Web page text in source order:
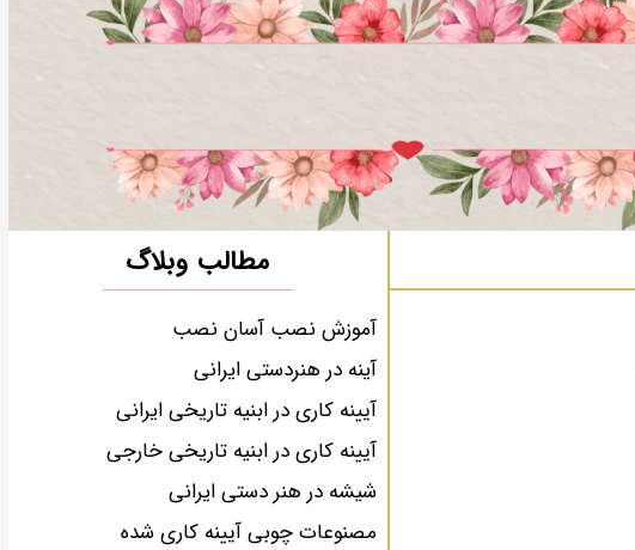
مطالب وبلاگ
آموزش نصب آسان نصب
آینه در هنردستی ایرانی
آیینه کاری در ابنیه تاریخی ایرانی
آیینه کاری در ابنیه تاریخی خارجی
شیشه در هنر دستی ایرانی
مصنوعات چوبی آیینه کاری شده